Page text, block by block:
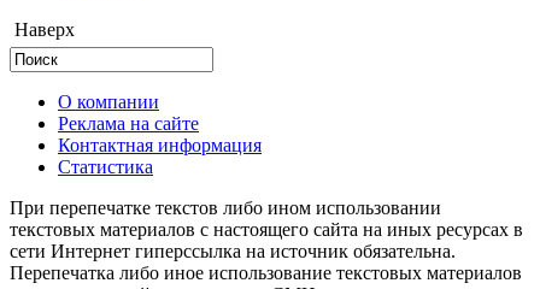
Наверх
О компании
Реклама на сайте
Контактная информация
Статистика
При перепечатке текстов либо ином использовании
текстовых материалов с настоящего сайта на иных ресурсах в
сети Интернет гиперссылка на источник обязательна.
Перепечатка либо иное использование текстовых материалов